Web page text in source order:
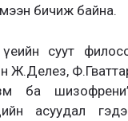
бичиж байна.
суут
Ж.Делез,
ба
асуудал